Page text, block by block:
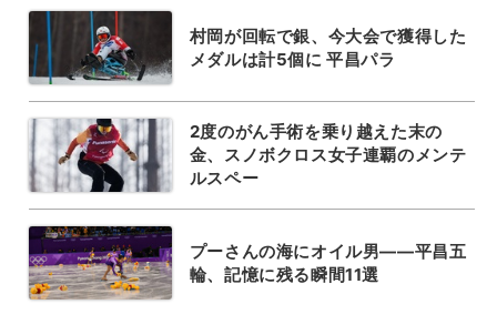
村岡が回転で銀、今大会で獲得した
メダルは計5個に 平昌パラ
2度のがん手術を乗り越えた末の
金、スノボクロス女子連覇のメンテ
ルスペー
プーさんの海にオイル男――平昌五
輪、記憶に残る瞬間11選